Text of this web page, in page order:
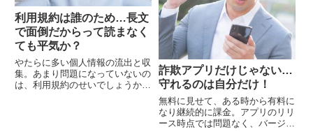
利用規約は誰のため…長文
で面倒だからって読まなく
ても平気か？
やたらに多い個人情報の流出と収
集。あまり問題になっていないの
は、利用規約のせいでしょうか？
詐欺アプリだけじゃない…
守れるのは自分だけ！
無料に見せて、ある時から有料に
なり継続的に課金。アプリのリリ
ース時点では問題なく、バージョ